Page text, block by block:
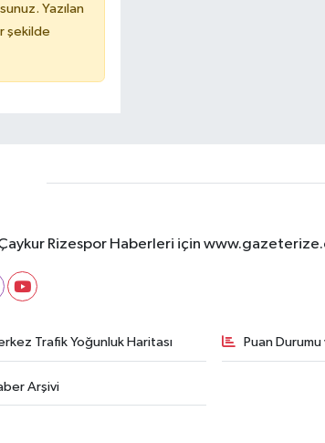
Yazılan
şekilde
Rizespor Haberleri için
Trafik Yoğunluk Haritası Puan
Arşivi